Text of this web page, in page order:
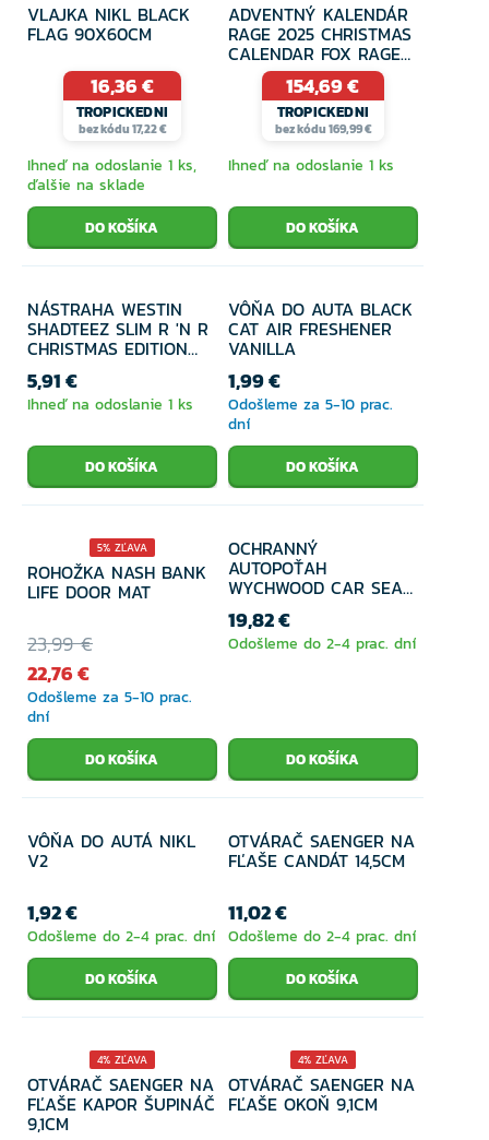
VLAJKA NIKL BLACK
FLAG 90X60CM
16,36 €
TROPICKEDNI
bez kódu 17,22 €
Ihneď na odoslanie 1 ks,
ďalšie na sklade
ADVENTNÝ KALENDÁR
RAGE 2025 CHRISTMAS
CALENDAR FOX RAGE
& SALMO154,69 €
TROPICKEDNI
bez kódu 169,99 €
Ihneď na odoslanie 1 ks
NÁSTRAHA WESTIN
SHADTEEZ SLIM R 'N R
CHRISTMAS EDITION
10CM 7GR
5,91 €
Ihneď na odoslanie 1 ks
VÔŇA DO AUTA BLACK
CAT AIR FRESHENER
VANILLA
1,99 €
Odošleme za 5-10 prac.
dní
5% ZĽAVA
ROHOŽKA NASH BANK
LIFE DOOR MAT
23,99 €
22,76 €
Odošleme za 5-10 prac.
dní
OCHRANNÝ
AUTOPOŤAH
WYCHWOOD CAR SEAT
PROTECTOR
19,82 €
Odošleme do 2-4 prac. dní
VÔŇA DO AUTÁ NIKL
V2
1,92 €
Odošleme do 2-4 prac. dní
OTVÁRAČ SAENGER NA
FĽAŠE CANDÁT 14,5CM
11,02 €
Odošleme do 2-4 prac. dní
4% ZĽAVA
OTVÁRAČ SAENGER NA
FĽAŠE KAPOR ŠUPINÁČ
9,1CM
4% ZĽAVA
OTVÁRAČ SAENGER NA
FĽAŠE OKOŇ 9,1CM